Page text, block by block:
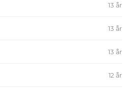
13 år
13 år
13 år
12 år